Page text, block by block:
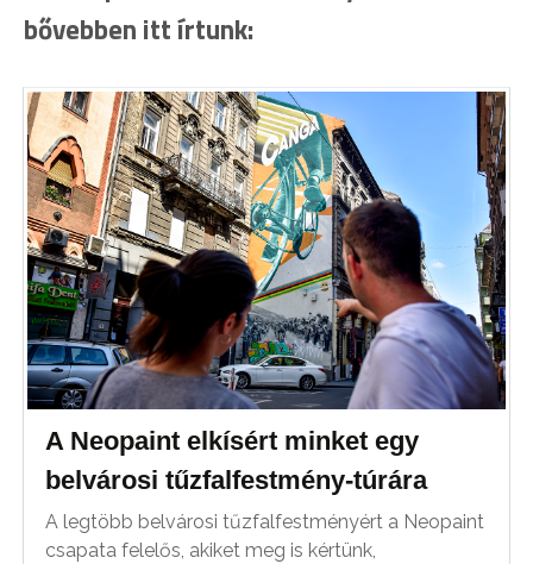
bővebben itt írtunk:
A Neopaint elkísért minket egy
belvárosi tűzfalfestmény-túrára
A legtöbb belvárosi tűzfalfestményért a Neopaint
csapata felelős, akiket meg is kértünk,